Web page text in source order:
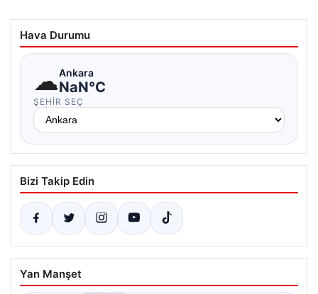
Hava Durumu
☁Ankara
NaN°C
ŞEHIR SEÇ
Bizi Takip Edin
Yan Manşet